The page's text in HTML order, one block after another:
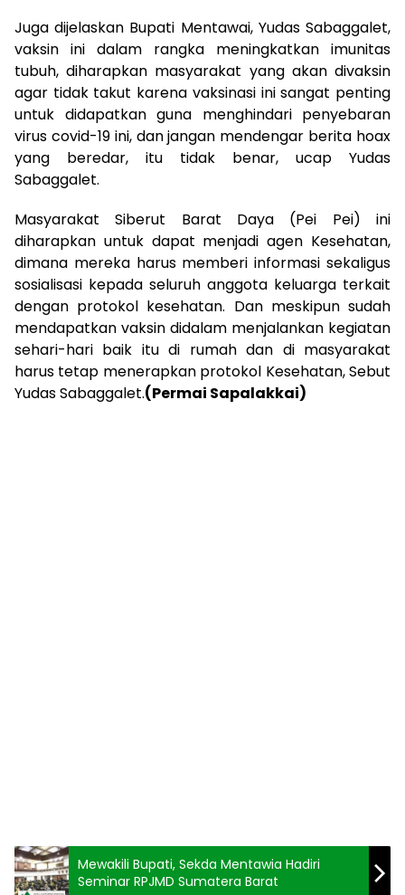
Juga dijelaskan Bupati Mentawai, Yudas Sabaggalet,
vaksin ini dalam rangka meningkatkan imunitas
tubuh, diharapkan masyarakat yang akan divaksin
agar tidak takut karena vaksinasi ini sangat penting
untuk didapatkan guna menghindari penyebaran
virus covid-19 ini, dan jangan mendengar berita hoax
yang beredar, itu tidak benar, ucap Yudas
Sabaggalet.
Masyarakat Siberut Barat Daya (Pei Pei) ini
diharapkan untuk dapat menjadi agen Kesehatan,
dimana mereka harus memberi informasi sekaligus
sosialisasi kepada seluruh anggota keluarga terkait
dengan protokol kesehatan. Dan meskipun sudah
mendapatkan vaksin didalam menjalankan kegiatan
sehari-hari baik itu di rumah dan di masyarakat
harus tetap menerapkan protokol Kesehatan, Sebut
Yudas Sabaggalet.(Permai Sapalakkai)
Mewakili Bupati, Sekda Mentawia Hadiri
Seminar RPJMD Sumatera Barat